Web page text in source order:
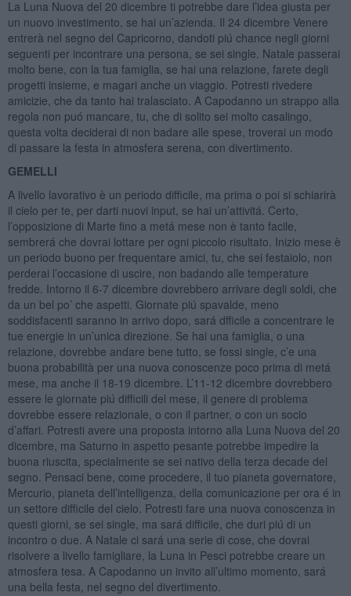
La Luna Nuova del 20 dicembre ti potrebbe dare l’idea giusta per
un nuovo investimento, se hai un’azienda. Il 24 dicembre Venere
entrerà nel segno del Capricorno, dandoti piú chance negli giorni
seguenti per incontrare una persona, se sei single. Natale passerai
molto bene, con la tua famiglia, se hai una relazione, farete degli
progetti insieme, e magari anche un viaggio. Potresti rivedere
amicizie, che da tanto hai tralasciato. A Capodanno un strappo alla
regola non puó mancare, tu, che di solito sei molto casalingo,
questa volta deciderai di non badare alle spese, troverai un modo
di passare la festa in atmosfera serena, con divertimento.
GEMELLI
A livello lavorativo è un periodo difficile, ma prima o poi si schiarirà
il cielo per te, per darti nuovi input, se hai un’attivitá. Certo,
l’opposizione di Marte fino a metá mese non è tanto facile,
sembrerá che dovrai lottare per ogni piccolo risultato. Inizio mese è
un periodo buono per frequentare amici, tu, che sei festaiolo, non
perderai l’occasione di uscire, non badando alle temperature
fredde. Intorno il 6-7 dicembre dovrebbero arrivare degli soldi, che
da un bel po’ che aspetti. Giornate piú spavalde, meno
soddisfacenti saranno in arrivo dopo, sará dfficile a concentrare le
tue energie in un’unica direzione. Se hai una famiglia, o una
relazione, dovrebbe andare bene tutto, se fossi single, c’e una
buona probabilità per una nuova conoscenze poco prima di metá
mese, ma anche il 18-19 dicembre. L’11-12 dicembre dovrebbero
essere le giornate piú difficili del mese, il genere di problema
dovrebbe essere relazionale, o con il partner, o con un socio
d’affari. Potresti avere una proposta intorno alla Luna Nuova del 20
dicembre, ma Saturno in aspetto pesante potrebbe impedire la
buona riuscita, specialmente se sei nativo della terza decade del
segno. Pensaci bene, come procedere, il tuo pianeta governatore,
Mercurio, pianeta dell’intelligenza, della comunicazione per ora é in
un settore difficile del cielo. Potresti fare una nuova conoscenza in
questi giorni, se sei single, ma sará difficile, che duri piú di un
incontro o due. A Natale ci sará una serie di cose, che dovrai
risolvere a livello famigliare, la Luna in Pesci potrebbe creare un
atmosfera tesa. A Capodanno un invito all’ultimo momento, sará
una bella festa, nel segno del divertimento.